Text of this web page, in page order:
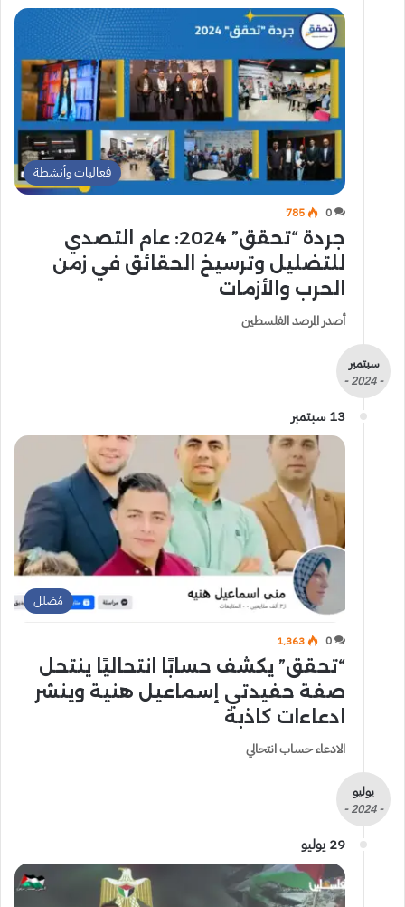
فعاليات وأنشطة
0
785
جردة “تحقق” 2024: عام التصدي
للتضليل وترسيخ الحقائق في زمن
الحرب والأزمات
أصدر المرصد الفلسطين
سبتمبر
- 2024 -
13 سبتمبر
مُضلل
0 1٬363
“تحقق” يكشف حسابًا انتحاليًا ينتحل
صفة حفيدتي إسماعيل هنية وينشر
ادعاءات كاذبة
الادعاء حساب انتحالي
يوليو
- 2024 -
29 يوليو